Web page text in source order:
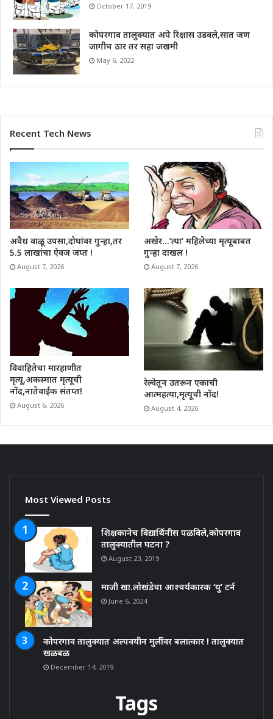
October 17, 2019
कोपरगाव तालुक्यात अपे रिक्षास उडवले,सात जण
जागीच ठार तर सहा जखमी
May 6, 2022
Recent Tech News
अवैध वाळू उपसा,दोघांवर गुन्हा,तर
5.5 लाखांचा ऐवज जप्त !
August 7, 2026
अखेर…’त्या’ महिलेच्या मृत्यूबाबत
गुन्हा दाखल !
August 7, 2026
विवाहितेचा मारहाणीत
मृत्यू,अकस्मात मृत्यूची
नोंद,नातेवाईक संतप्त!
August 6, 2026
रेल्वेतून उतरून एकाची
आत्महत्या,मृत्यूची नोंद!
August 4, 2026
Most Viewed Posts
शिक्षकानेच विद्यार्थिनीस पळविले,कोपरगाव
तालुक्यातील घटना ?
August 23, 2019
माजी खा.लोखंडेचा आश्चर्यकारक ‘यु’ टर्न
June 6, 2024
कोपरगाव तालुक्यात अल्पवयीन मुलींवर बलात्कार ! तालुक्यात
खळबळ
December 14, 2019
Tags